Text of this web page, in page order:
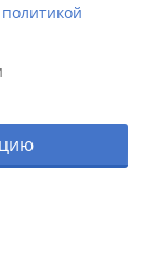
политикой